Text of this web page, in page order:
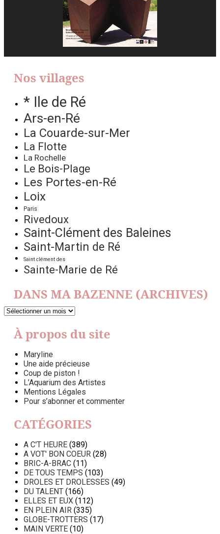
Nos villages
* Ile de Ré
Ars-en-Ré
La Couarde-sur-Mer
La Flotte
La Rochelle
Le Bois-Plage
Les Portes-en-Ré
Loix
Paris
Rivedoux
Saint-Clément des Baleines
Saint-Martin de Ré
Saint clément des
Sainte-Marie de Ré
DANS MA BAZENNE (ARCHIVES)
DANS
BAZENNE
(ARCHIVES)
À propos du site
Maryline
Une aide précieuse
Coup de piston !
L’Aquarium des Artistes
Mentions Légales
Pour s’abonner et commenter
CATÉGORIES
A C'T HEURE (389)
A VOT' BON COEUR (28)
BRIC-A-BRAC (11)
DE TOUS TEMPS (103)
DROLES ET DROLESSES (49)
DU TALENT (166)
ELLES ET EUX (112)
EN PLEIN AIR (335)
GLOBE-TROTTERS (17)
MAIN VERTE (10)